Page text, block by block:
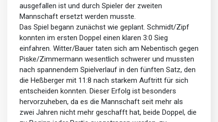
ausgefallen ist und durch Spieler der zweiten
Mannschaft ersetzt werden musste.
Das Spiel begann zunächst wie geplant. Schmidt/Zipf
konnten im ersten Doppel einen klaren 3:0 Sieg
einfahren. Witter/Bauer taten sich am Nebentisch gegen
Piske/Zimmermann wesentlich schwerer und mussten
nach spannendem Spielverlauf in den fünften Satz, den
die Heßberger mit 11:8 nach starkem Auftritt für sich
entscheiden konnten. Dieser Erfolg ist besonders
hervorzuheben, da es die Mannschaft seit mehr als
zwei Jahren nicht mehr geschafft hat, beide Doppel, die